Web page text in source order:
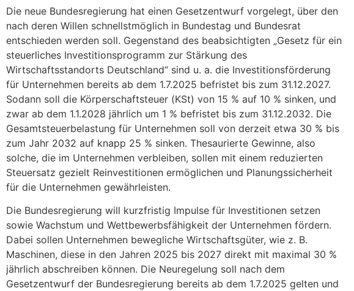
Die neue Bundesregierung hat einen Gesetzentwurf vorgelegt, über den
nach deren Willen schnellstmöglich in Bundestag und Bundesrat
entschieden werden soll. Gegenstand des beabsichtigten „Gesetz für ein
steuerliches Investitionsprogramm zur Stärkung des
Wirtschaftsstandorts Deutschland“ sind u. a. die Investitionsförderung
für Unternehmen bereits ab dem 1.7.2025 befristet bis zum 31.12.2027.
Sodann soll die Körperschaftsteuer (KSt) von 15 % auf 10 % sinken, und
zwar ab dem 1.1.2028 jährlich um 1 % befristet bis zum 31.12.2032. Die
Gesamtsteuerbelastung für Unternehmen soll von derzeit etwa 30 % bis
zum Jahr 2032 auf knapp 25 % sinken. Thesaurierte Gewinne, also
solche, die im Unternehmen verbleiben, sollen mit einem reduzierten
Steuersatz gezielt Reinvestitionen ermöglichen und Planungssicherheit
für die Unternehmen gewährleisten.
Die Bundesregierung will kurzfristig Impulse für Investitionen setzen
sowie Wachstum und Wettbewerbsfähigkeit der Unternehmen fördern.
Dabei sollen Unternehmen bewegliche Wirtschaftsgüter, wie z. B.
Maschinen, diese in den Jahren 2025 bis 2027 direkt mit maximal 30 %
jährlich abschreiben können. Die Neuregelung soll nach dem
Gesetzentwurf der Bundesregierung bereits ab dem 1.7.2025 gelten und